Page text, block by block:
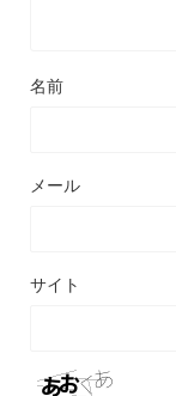
名前
メール
サイト